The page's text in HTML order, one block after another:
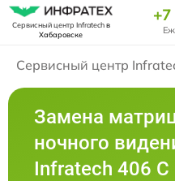
Сервисный центр Infratechв
Хабаровске
Сервисный центр
Замена
ночного
Infratech 406 С